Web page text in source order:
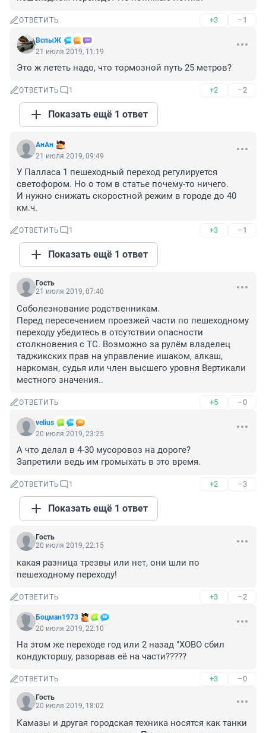
ОТВЕТИТЬ +3 –1
ВспыЖ
21 июля 2019, 11:19
Это ж лететь надо, что тормозной путь 25 метров?
ОТВЕТИТЬ 1 +2 –2
Показать ещё 1 ответ
АнАн
21 июля 2019, 09:49
У Палласа 1 пешеходный переход регулируется
светофором. Но о том в статье почему-то ничего.
И нужно снижать скоростной режим в городе до 40
км.ч.
ОТВЕТИТЬ 1 +3 –1
Показать ещё 1 ответ
Гость
21 июля 2019, 07:40
Соболезнование родственникам.
Перед пересечением проезжей части по пешеходному
переходу убедитесь в отсутствии опасности
столкновения с ТС. Возможно за рулём владелец
таджикских прав на управление ишаком, алкаш,
наркоман, судья или член высшего уровня Вертикали
местного значения..
ОТВЕТИТЬ +5 –0
velius
20 июля 2019, 23:25
А что делал в 4-30 мусоровоз на дороге?
Запретили ведь им громыхать в это время.
ОТВЕТИТЬ 1 +2 –3
Показать ещё 1 ответ
Гость
20 июля 2019, 22:15
какая разница трезвы или нет, они шли по
пешеходному переходу!
ОТВЕТИТЬ +3 –2
Боцман1973
20 июля 2019, 22:10
На этом же переходе год или 2 назад "ХОВО сбил
кондукторшу, разорвав её на части?????
ОТВЕТИТЬ +3 –0
Гость
20 июля 2019, 18:02
Камазы и другая городская техника носятся как танки